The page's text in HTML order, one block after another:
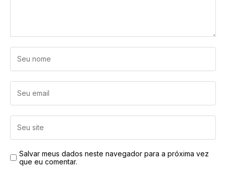
Salvar meus dados neste navegador para a próxima vez
que eu comentar.